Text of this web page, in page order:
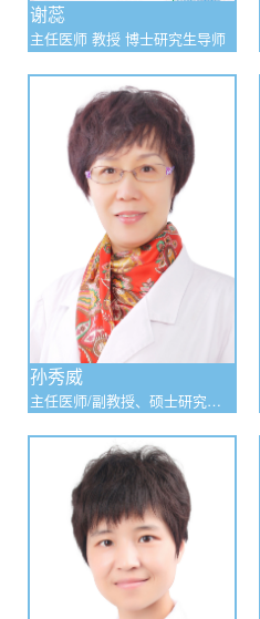
谢蕊
主任医师 教授 博士研究生导师
孙秀威
主任医师/副教授、硕士研究生